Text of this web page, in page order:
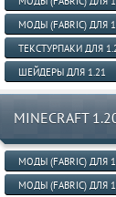
МОДЫ (FABRIC) ДЛЯ
ТЕКСТУРПАКИ ДЛЯ
ШЕЙДЕРЫ ДЛЯ 1.21
MINECRAFT
МОДЫ (FABRIC) ДЛЯ
МОДЫ (FABRIC) ДЛЯ